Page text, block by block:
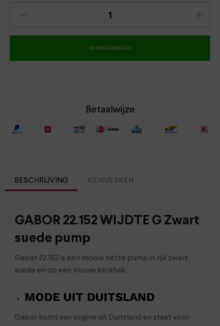
IN WINKELWAGEN
Betaalwijze
BESCHRIJVING KENMERKEN
GABOR 22.152 WIJDTE G Zwart
suede pump
Gabor 22.152 is een mooie nette pump in rijk zwart
suede en op een mooie blokhak.
MODE UIT DUITSLAND
Gabor komt van origine uit Duitsland en staat voor